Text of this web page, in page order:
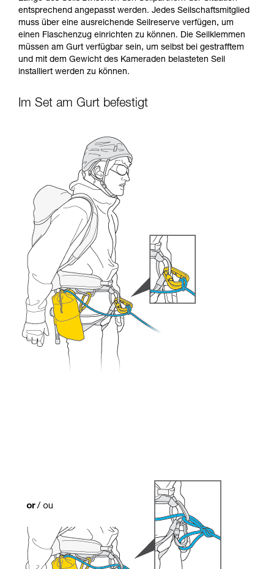
entsprechend angepasst werden. Jedes Seilschaftsmitglied
muss über eine ausreichende Seilreserve verfügen, um
einen Flaschenzug einrichten zu können. Die Seilklemmen
müssen am Gurt verfügbar sein, um selbst bei gestrafftem
und mit dem Gewicht des Kameraden belasteten Seil
installiert werden zu können.
Im Set am Gurt befestigt